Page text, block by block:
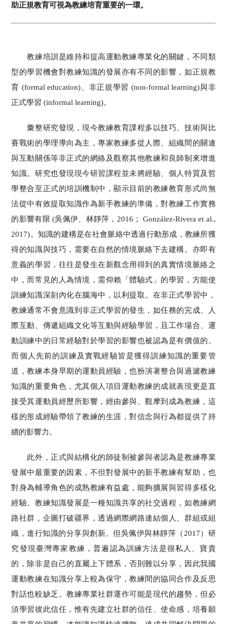
助正規教育可視為教練培育重要的一環。
教練培訓是維持和提高運動教練專業化的關鍵，不同類
型的學習機會對教練知識的發展亦有不同的影響，如正規教
育 (formal education)、非正規學習 (non-formal learning)與非
正式學習 (informal learning)。
彙整研究發現，現今教練教育課程多以技巧、技術與比
賽戰術的學理導向為主，專家教練多從人際、組織間的關連
與互動關係等非正式的網絡及觀察其他教練和良師制來增進
知識。研究也發現現今研習課程並未將經驗、個人特質及哲
學整合至正式的培訓機制中，顯示目前的教練教育形式尚無
法從中有效提取知識作為新手教練的準備，對教練工作實務
的影響有限 (吳佩伊、林靜萍，2016； González-Rivera et al.,
2017)。知識的建構是在社會脈絡中透過行動形成，教練所獲
得的知識與技巧，需要在自然的情境脈絡下去建構。亦即有
意義的學習，往往是發生在新觀念用得到的真實情境脈絡之
中，而常見的人為情境，需仰賴「體驗式」的學習，方能使
訓練知識深刻內化在腦海中，以利提取。在非正式學習中，
教練通常不會意識到非正式學習的發生，如任務的完成、人
際互動、傳遞組織文化等互動與經驗學習，且工作場合、運
動訓練中的日常經驗對於學習的影響也被認為是有價值的。
而個人先前的訓練及實戰經驗皆是獲得訓練知識的重要管
道，教練本身早期的運動員經驗，也扮演著整合與過濾教練
知識的重要角色，尤其個人項目運動教練的成就表現更是直
接受其運動員經歷所影響，經由參與、觀摩到成為教練，這
樣的形成經驗帶領了教練的生涯，對信念與行為都提供了持
續的影響力。
此外，正式與結構化的師徒制被參與者認為是教練專業
發展中最重要的因素，不但對發展中的新手教練有幫助，也
對身為輔導角色的成熟教練有益處，能夠擴展與習得多樣化
經驗。教練知識發展是一種知識共享的社交過程，如教練網
路社群，企圖打破疆界，透過網際網路連結個人、群組或組
織，進行知識的分享與創新。但吳佩伊與林靜萍（2017）研
究發現臺灣專家教練，普遍認為訓練方法是很私人、寶貴
的，除非是自己的直屬上下體系，否則難以分享，因此我國
運動教練在知識分享上較為保守，教練間的協同合作及反思
對話也較缺乏。教練專業社群運作可能是現代的趨勢，但必
須學習彼此信任，惟有先建立社群的信任、使命感，培養願